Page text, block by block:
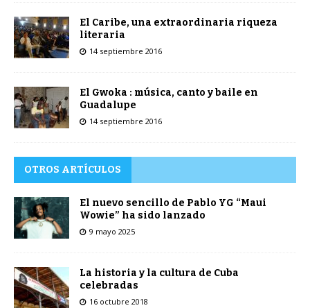
El Caribe, una extraordinaria riqueza
literaria
14 septiembre 2016
El Gwoka : música, canto y baile en
Guadalupe
14 septiembre 2016
OTROS ARTÍCULOS
El nuevo sencillo de Pablo YG “Maui
Wowie” ha sido lanzado
9 mayo 2025
La historia y la cultura de Cuba
celebradas
16 octubre 2018